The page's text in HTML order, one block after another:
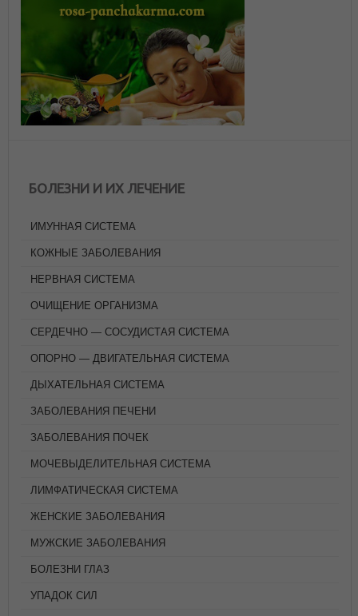
БОЛЕЗНИ И ИХ ЛЕЧЕНИЕ
ИМУННАЯ СИСТЕМА
КОЖНЫЕ ЗАБОЛЕВАНИЯ
НЕРВНАЯ СИСТЕМА
ОЧИЩЕНИЕ ОРГАНИЗМА
СЕРДЕЧНО — СОСУДИСТАЯ СИСТЕМА
ОПОРНО — ДВИГАТЕЛЬНАЯ СИСТЕМА
ДЫХАТЕЛЬНАЯ СИСТЕМА
ЗАБОЛЕВАНИЯ ПЕЧЕНИ
ЗАБОЛЕВАНИЯ ПОЧЕК
МОЧЕВЫДЕЛИТЕЛЬНАЯ СИСТЕМА
ЛИМФАТИЧЕСКАЯ СИСТЕМА
ЖЕНСКИЕ ЗАБОЛЕВАНИЯ
МУЖСКИЕ ЗАБОЛЕВАНИЯ
БОЛЕЗНИ ГЛАЗ
УПАДОК СИЛ